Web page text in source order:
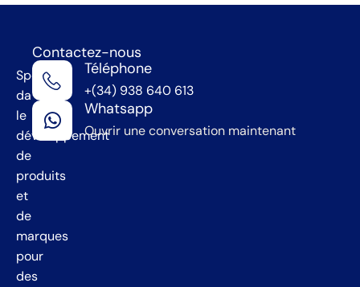
Spécialistes
dans
le
développement
de
produits
et
de
marques
pour
des
Contactez-nous
Téléphone
+(34) 938 640 613
Whatsapp
Ouvrir une conversation maintenant